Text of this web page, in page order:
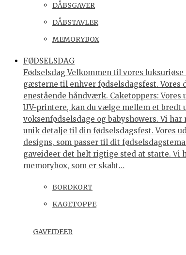
DÅBSGAVER
DÅBSTAVLER
MEMORYBOX
FØDSELSDAG
Fødselsdag Velkommen til vores
gæsterne til enhver fødselsdagsfest.
enestående håndværk. Caketoppers:
UV-printere, kan du vælge mellem et bredt
voksenfødselsdage og babyshowers. Vi
unik detalje til din fødselsdagsfest. Vores
designs, som passer til dit
gaveideer det helt rigtige sted at starte. Vi
memorybox, som er skabt…
BORDKORT
KAGETOPPE
GAVEIDEER